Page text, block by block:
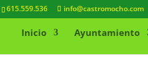
615.559.536 info@castromocho.com
Inicio Ayuntamiento